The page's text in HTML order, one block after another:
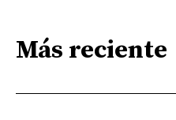
Más reciente